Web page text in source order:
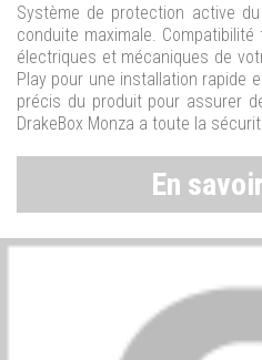
Système de protection active
conduite maximale.
électriques et mécaniques de
Play pour une installation rapide
précis du produit pour assurer
DrakeBox Monza a toute la
En